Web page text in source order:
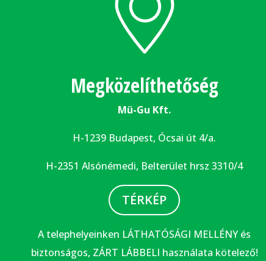
Megközelíthetőség
Mü-Gu Kft.
H-1239 Budapest, Ócsai út 4/a.
H-2351 Alsónémedi, Belterület hrsz 3310/4
TÉRKÉP
A telephelyeinken LÁTHATÓSÁGI MELLÉNY és
biztonságos, ZÁRT LÁBBELI használata kötelező!